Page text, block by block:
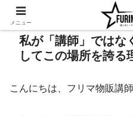
私が「講師」ではな
してこの場所を誇る
こんにちは、フリマ物販講
メニュー